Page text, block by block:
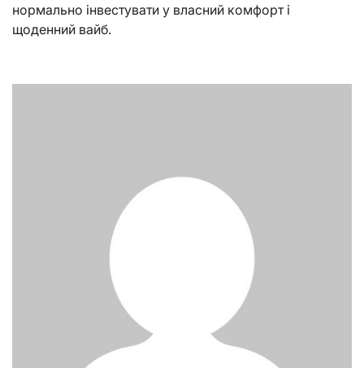
нормально інвестувати у власний комфорт і
щоденний вайб.